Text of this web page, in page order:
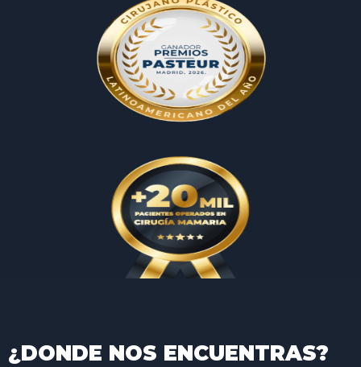
¿DONDE NOS ENCUENTRAS?